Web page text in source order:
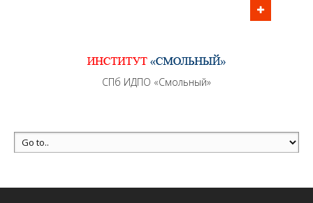
перерывов в рабочие дни с 9:00 до 21:00 МСК
MAX +7 (981) 190-30-30
mail@institutsmolnyj.ru
СПб ИДПО «Смольный»